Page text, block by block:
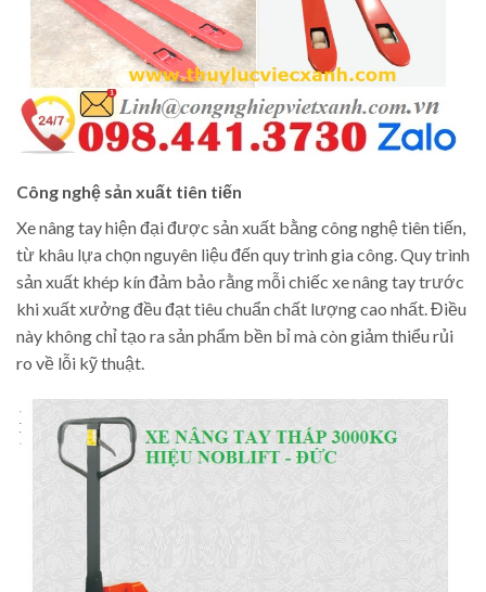
Công nghệ sản xuất tiên tiến
Xe nâng tay hiện đại được sản xuất bằng công nghệ tiên tiến,
từ khâu lựa chọn nguyên liệu đến quy trình gia công. Quy trình
sản xuất khép kín đảm bảo rằng mỗi chiếc xe nâng tay trước
khi xuất xưởng đều đạt tiêu chuẩn chất lượng cao nhất. Điều
này không chỉ tạo ra sản phẩm bền bỉ mà còn giảm thiểu rủi
ro về lỗi kỹ thuật.